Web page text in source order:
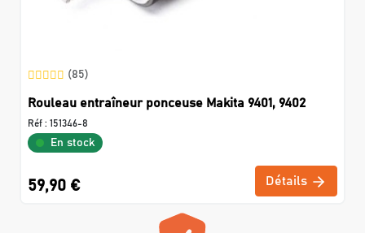
(85)
Rouleau entraîneur ponceuse Makita 9401, 9402
Réf : 151346-8
En stock
59,90 € Détails